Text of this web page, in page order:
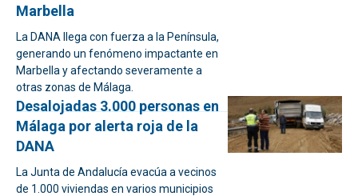
Marbella
La DANA llega con fuerza a la Península,
generando un fenómeno impactante en
Marbella y afectando severamente a
otras zonas de Málaga.
Desalojadas 3.000 personas en
Málaga por alerta roja de la
DANA
La Junta de Andalucía evacúa a vecinos
de 1.000 viviendas en varios municipios